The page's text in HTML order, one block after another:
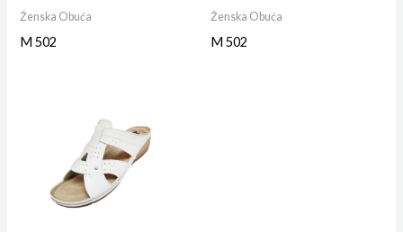
Ženska Obuća
M 502
Ženska Obuća
M 502